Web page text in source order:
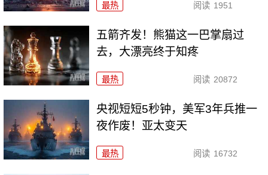
最热 阅读 1951
五箭齐发！熊猫这一巴掌扇过
去，大漂亮终于知疼
最热 阅读 20872
央视短短5秒钟，美军3年兵推一
夜作废！亚太变天
最热 阅读 16732